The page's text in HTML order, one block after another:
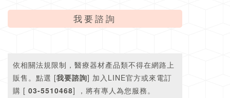
我要諮詢
依相關法規限制，醫療器材產品類不得在網路上
販售。點選 [我要諮詢] 加入LINE官方或來電訂
購 [ 03-5510468] ， 將有專人為您服務。